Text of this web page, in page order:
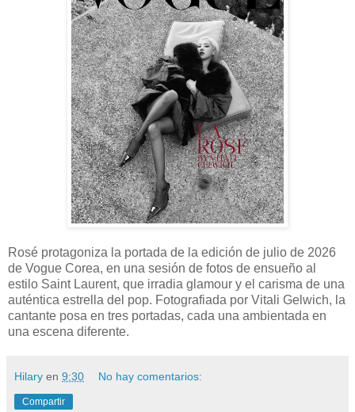
Rosé protagoniza la portada de la edición de julio de 2026
de Vogue Corea, en una sesión de fotos de ensueño al
estilo Saint Laurent, que irradia glamour y el carisma de una
auténtica estrella del pop. Fotografiada por Vitali Gelwich, la
cantante posa en tres portadas, cada una ambientada en
una escena diferente.
Hilary en 9:30 No hay comentarios:
Compartir